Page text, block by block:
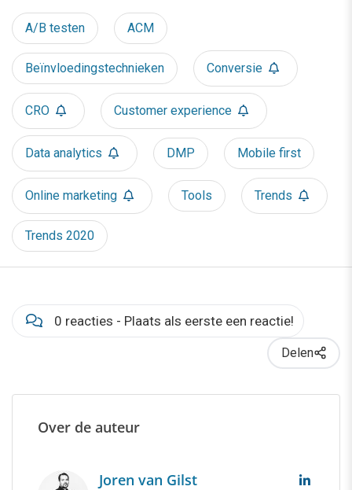
A/B testen ACM
Beïnvloedingstechnieken Conversie
CRO Customer experience
Data analytics DMP Mobile first
Online marketing Tools Trends
Trends 2020
0 reacties - Plaats als eerste een reactie!
Delen
Over de auteur
Joren van Gilst